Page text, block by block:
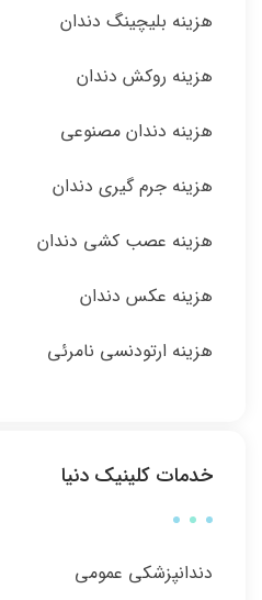
هزینه بلیچینگ دندان
هزینه روکش دندان
هزینه دندان مصنوعی
هزینه جرم گیری دندان
هزینه عصب کشی دندان
هزینه عکس دندان
هزینه ارتودنسی نامرئی
خدمات کلینیک دنیا
دندانپزشکی عمومی